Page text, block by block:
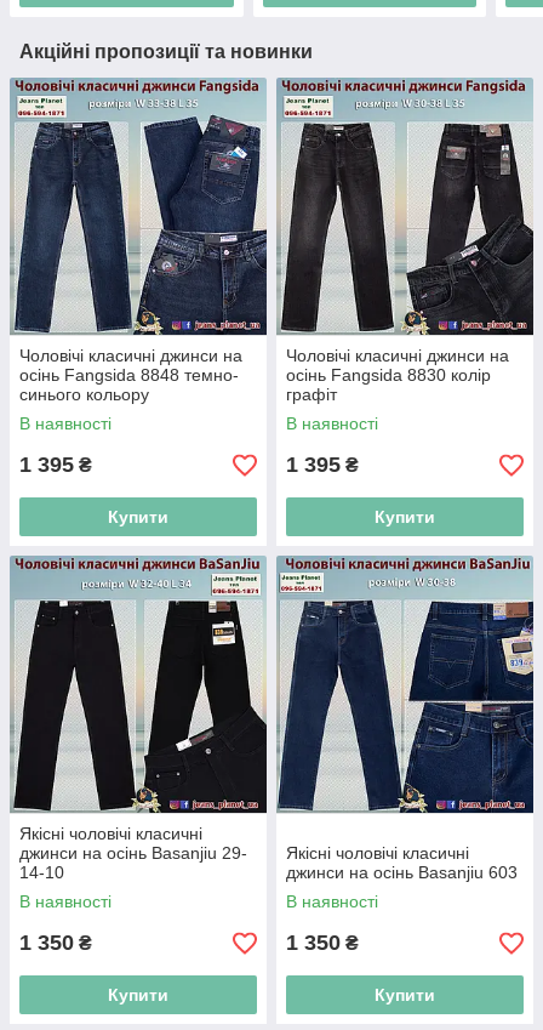
Акційні пропозиції та новинки
Чоловічі класичні джинси на
осінь Fangsida 8848 темно-
синього кольору
В наявності
1 395 ₴
Купити
Чоловічі класичні джинси на
осінь Fangsida 8830 колір
графіт
В наявності
1 395 ₴
Купити
Якісні чоловічі класичні
джинси на осінь Basanjiu 29-
14-10
В наявності
1 350 ₴
Купити
Якісні чоловічі класичні
джинси на осінь Basanjiu 603
В наявності
1 350 ₴
Купити